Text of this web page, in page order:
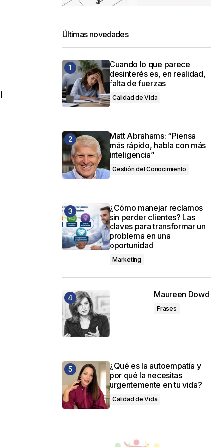
Últimas novedades
Cuando lo que parece
desinterés es, en realidad,
falta de fuerzas
Calidad de Vida
Matt Abrahams: “Piensa
más rápido, habla con más
inteligencia”
Gestión del Conocimiento
¿Cómo manejar reclamos
sin perder clientes? Las
claves para transformar un
problema en una
oportunidad
Marketing
Maureen Dowd
Frases
¿Qué es la autoempatía y
por qué la necesitas
urgentemente en tu vida?
Calidad de Vida